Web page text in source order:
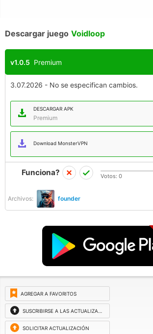
Descargar juego Voidloop
v1.0.5 Premium
3.07.2026 - No se especifican cambios.
DESCARGAR APK
Premium
Download MonsterVPN
Archivos: founder
Funciona? Votos: 0
AGREGAR A FAVORITOS
SUSCRIBIRSE A LAS ACTUALIZACIONES
SOLICITAR ACTUALIZACIÓN